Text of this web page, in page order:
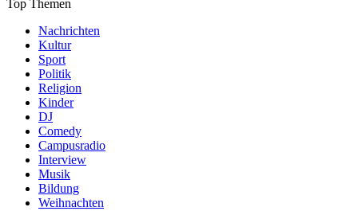
Top Themen
Nachrichten
Kultur
Sport
Politik
Religion
Kinder
DJ
Comedy
Campusradio
Interview
Musik
Bildung
Weihnachten